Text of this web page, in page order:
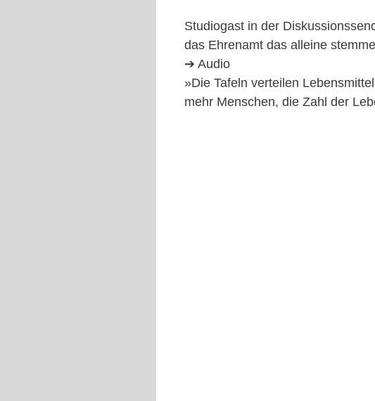
Studiogast in der
das Ehrenamt das alleine
➔ Audio
»Die Tafeln verteilen
mehr Menschen, die Zahl der